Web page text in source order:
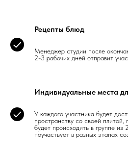
Рецепты блюд
Менеджер студии после
2-3 рабочих дней отправит
Индивидуальные места
У каждого участника будет
пространству со своей плитой,
будет происходить в группе
поучаствует в разных этапах